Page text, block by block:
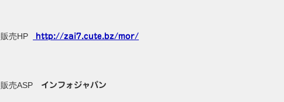
販売HP http://zai7.cute.bz/mor/
販売ASP インフォジャパン